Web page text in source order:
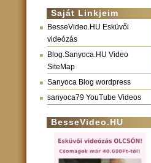
Saját Linkjeim
BesseVideo.HU Esküvői
videózás
Blog.Sanyoca.HU Video
SiteMap
Sanyoca Blog wordpress
sanyoca79 YouTube Videos
BesseVideo.HU